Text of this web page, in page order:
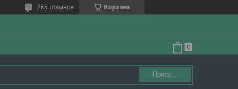
Корзина
265 отзывов
Поиск...